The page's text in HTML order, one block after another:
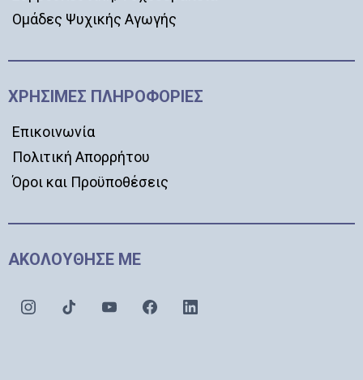
Ομάδες Ψυχικής Αγωγής
ΧΡΗΣΙΜΕΣ ΠΛΗΡΟΦΟΡΙΕΣ
Επικοινωνία
Πολιτική Απορρήτου
Όροι και Προϋποθέσεις
ΑΚΟΛΟΥΘΗΣΕ ΜΕ